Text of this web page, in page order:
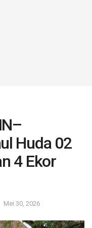
Huda 02
4 Ekor
Mei 30, 2026